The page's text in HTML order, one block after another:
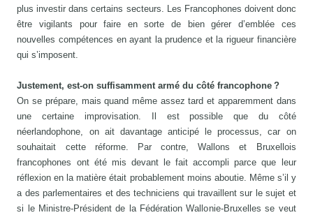
plus investir dans certains secteurs. Les Francophones doivent donc
être vigilants pour faire en sorte de bien gérer d’emblée ces
nouvelles compétences en ayant la prudence et la rigueur financière
qui s’imposent.
Justement, est-on suffisamment armé du côté francophone ?
On se prépare, mais quand même assez tard et apparemment dans
une certaine improvisation. Il est possible que du côté
néerlandophone, on ait davantage anticipé le processus, car on
souhaitait cette réforme. Par contre, Wallons et Bruxellois
francophones ont été mis devant le fait accompli parce que leur
réflexion en la matière était probablement moins aboutie. Même s’il y
a des parlementaires et des techniciens qui travaillent sur le sujet et
si le Ministre-Président de la Fédération Wallo nie-Bruxelles se veut